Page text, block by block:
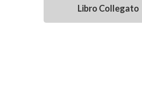
Libro Collegato